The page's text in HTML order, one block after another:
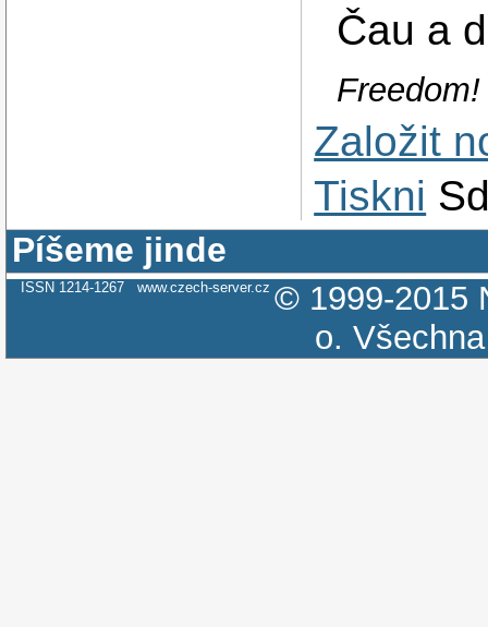
Čau a
Freedom!
Založit
Tiskni
Píšeme jinde
ISSN 1214-1267 www.czech-server.cz © 1999-2015
o.